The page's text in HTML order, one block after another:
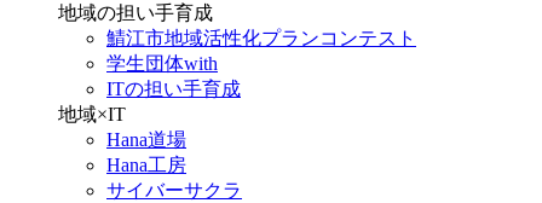
地域の担い手育成
鯖江市地域活性化プランコンテスト
学生団体with
ITの担い手育成
地域×IT
Hana道場
Hana工房
サイバーサクラ